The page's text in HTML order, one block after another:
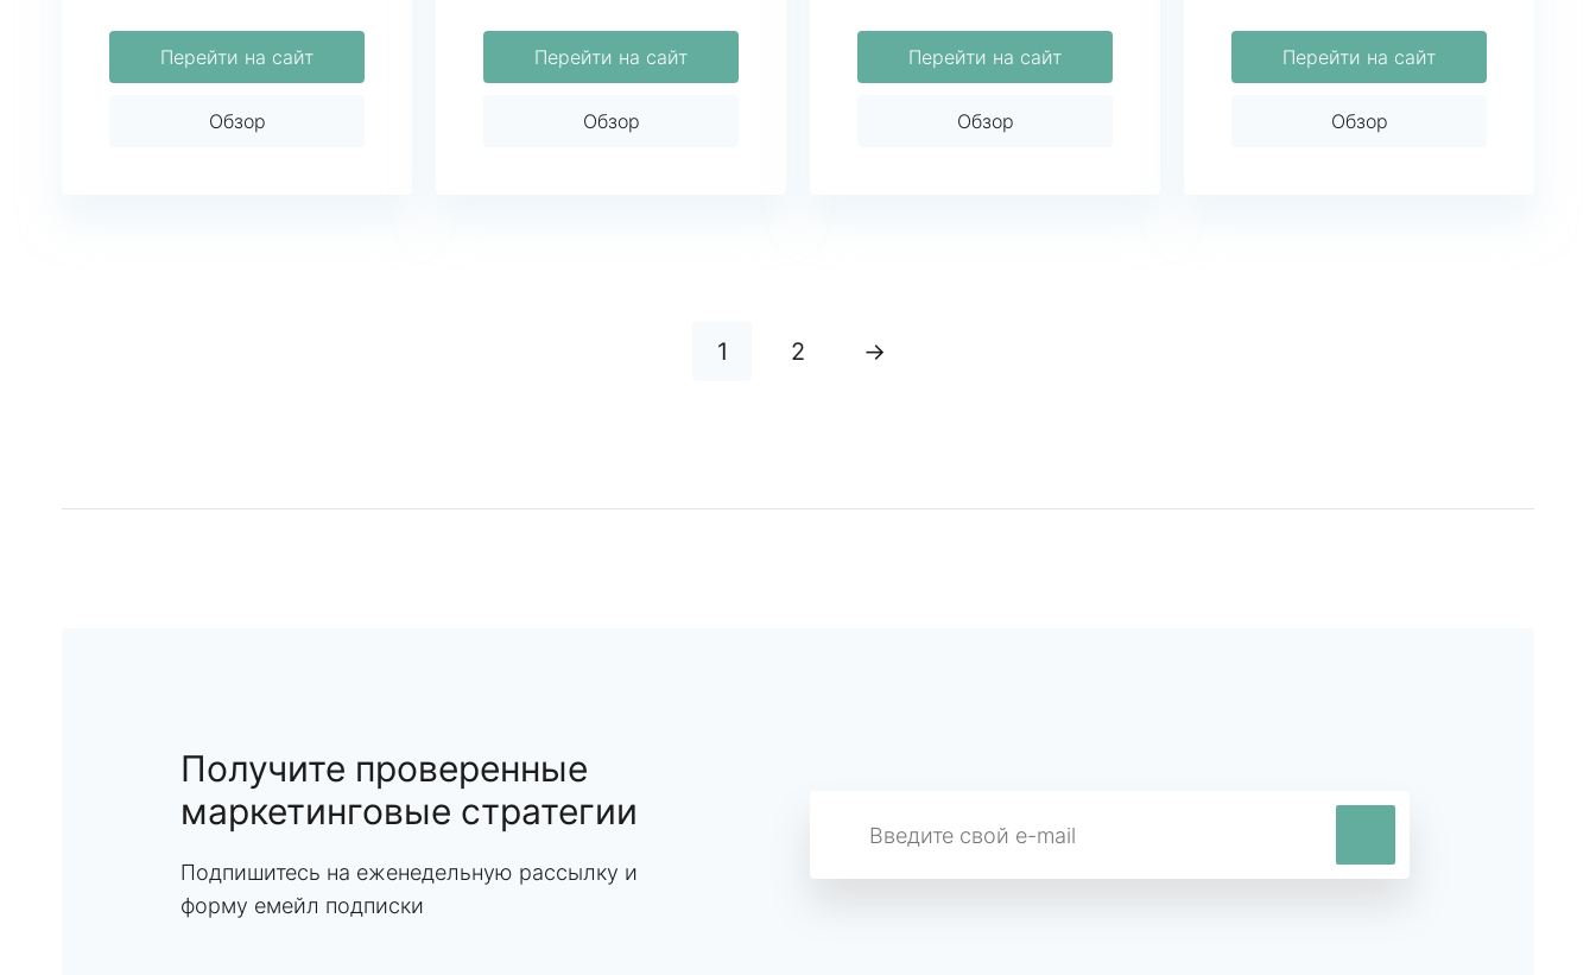
Перейти на сайт
Обзор
Перейти на сайт
Обзор
Перейти на сайт
Обзор
Перейти на сайт
Обзор
1 2 →
Получите проверенные
маркетинговые стратегии
Подпишитесь на еженедельную рассылку и
форму емейл подписки